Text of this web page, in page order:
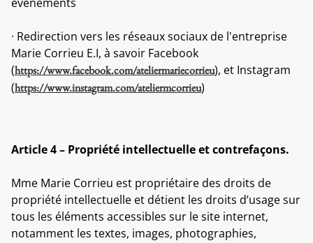
· Redirection vers les réseaux sociaux de l'entreprise
Marie Corrieu E.I, à savoir Facebook
(https://www.facebook.com/ateliermariecorrieu), et Instagram
(https://www.instagram.com/ateliermcorrieu)
Article 4 – Propriété intellectuelle et contrefaçons.
Mme Marie Corrieu est propriétaire des droits de
propriété intellectuelle et détient les droits d’usage sur
tous les éléments accessibles sur le site internet,
notamment les textes, images, photographies,